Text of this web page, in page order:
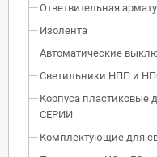
Ответвительная
Изолента
Автоматические
Светильники НПП и
Корпуса пластиковые
СЕРИИ
Комплектующие для